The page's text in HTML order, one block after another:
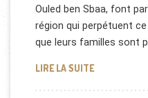
Ouled ben Sbaa, font
région qui perpétuent
que leurs familles sont
LIRE LA SUITE